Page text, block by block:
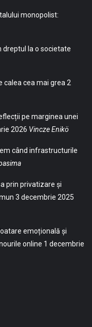
monopolist:
dreptul la o societate
calea cea mai grea 2
pe marginea unei
2026 Vincze Enikö
când infrastructurile
prin privatizare și
3 decembrie 2025
emoțională și
online 1 decembrie